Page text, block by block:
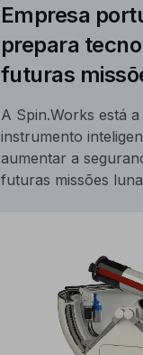
Empresa
prepara
futuras
A Spin.Works está
instrumento
aumentar a
futuras missões